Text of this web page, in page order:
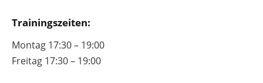
Trainingszeiten:
Montag 17:30 – 19:00
Freitag 17:30 – 19:00